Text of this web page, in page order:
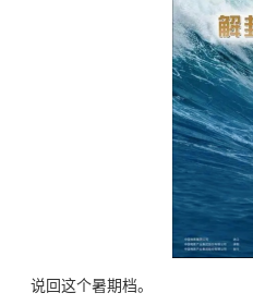
说回这个暑期档。